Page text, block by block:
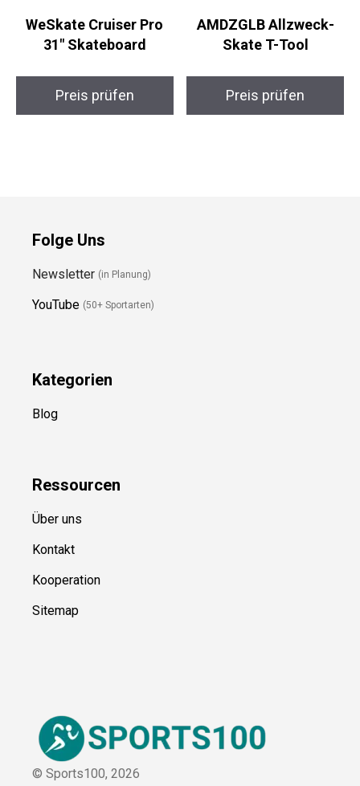
WeSkate Cruiser Pro
31″ Skateboard
Preis prüfen
AMDZGLB Allzweck-
Skate T-Tool
Preis prüfen
Folge Uns
Newsletter (in Planung)
YouTube (50+ Sportarten)
Kategorien
Blog
Ressourcen
Über uns
Kontakt
Kooperation
Sitemap
© Sports100, 2026